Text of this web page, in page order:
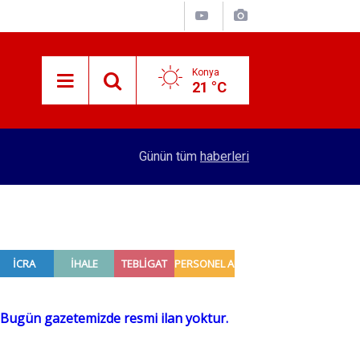
Konya
21 °C
Merkez Bankası rezervleri açıklandı
Günün tüm haberleri